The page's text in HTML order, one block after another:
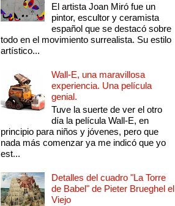
El artista Joan Miró fue un
pintor, escultor y ceramista
español que se destacó sobre
todo en el movimiento surrealista. Su estilo
artístico...
Wall-E, una maravillosa
experiencia. Una película
genial.
Tuve la suerte de ver el otro
día la película Wall-E, en
principio para niños y jóvenes, pero que
nada más comenzar ya me indicó que yo
est...
Detalles del cuadro "La Torre
de Babel" de Pieter Brueghel el
Viejo